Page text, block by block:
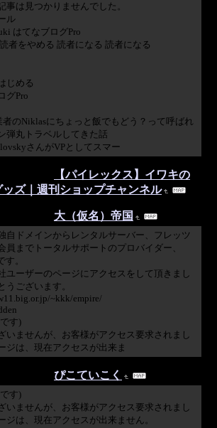
事は見つかりませんでした。
ル
はてなブログPro
者をやめる 読者になる 読者になる
じめる
グPro
者のNiklasにちょっと飯でもどう？って呼ばれ
弾丸トラベルしてきた話
さんがVPとしてスマー
【パイレックス】イワキの
ッズ｜週刊ショップチャンネル
大（仮名）帝国
自ドメインからレンタルサーバー、フレッツ
員までトータルサポートのプロバイダー、
す。
ユーザーのページにアクセスをして頂きまし
うございます。
~kkk/empire/
す)
いませんが、お客様がアクセス要求されまし
ジは、現在アクセスが出来ま
ぴこていこく
す)
いませんが、お客様がアクセス要求されまし
ジは、現在アクセスが出来ません。